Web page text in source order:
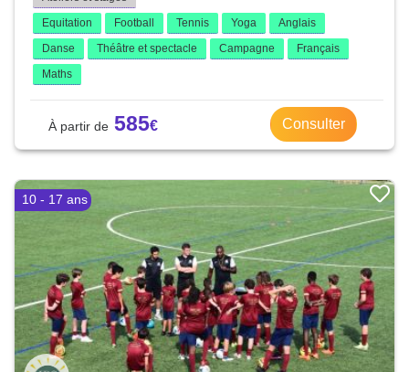
Equitation
Football Tennis Yoga
Anglais
Danse
Théâtre et spectacle Campagne
Français
Maths
585 Consulter
10 - 17 ans